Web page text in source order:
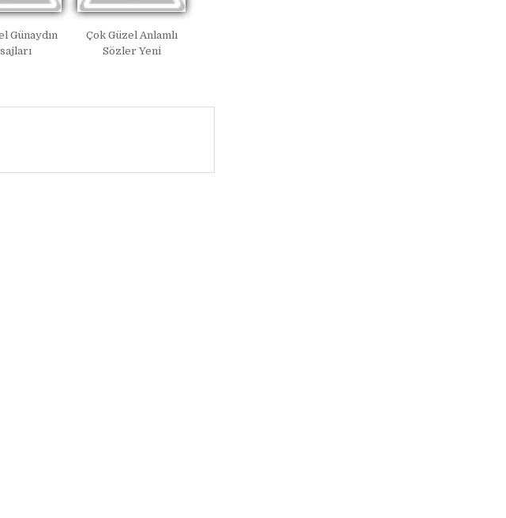
Günaydın
Çok Güzel Anlamlı
Sözler Yeni